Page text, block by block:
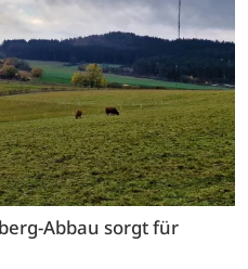
Abbau sorgt für